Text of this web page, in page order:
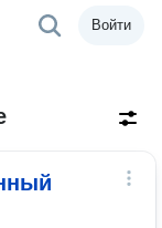
Войти